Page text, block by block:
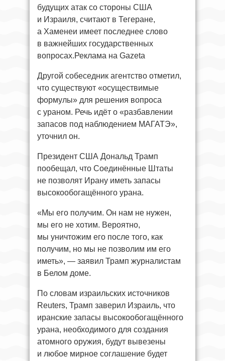
будущих атак со стороны США
и Израиля, считают в Тегеране,
а Хаменеи имеет последнее слово
в важнейших государственных
вопросах.Реклама на Gazeta
Другой собеседник агентство отметил,
что существуют «осуществимые
формулы» для решения вопроса
с ураном. Речь идёт о «разбавлении
запасов под наблюдением МАГАТЭ»,
уточнил он.
Президент США Дональд Трамп
пообещал, что Соединённые Штаты
не позволят Ирану иметь запасы
высокообогащённого урана.
«Мы его получим. Он нам не нужен,
мы его не хотим. Вероятно,
мы уничтожим его после того, как
получим, но мы не позволим им его
иметь», — заявил Трамп журналистам
в Белом доме.
По словам израильских источников
Reuters, Трамп заверил Израиль, что
иранские запасы высокообогащённого
урана, необходимого для создания
атомного оружия, будут вывезены
и любое мирное соглашение будет